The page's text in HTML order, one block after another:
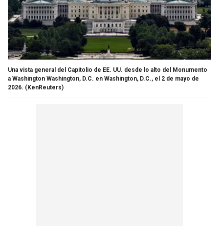
Una vista general del Capitolio de EE. UU. desde lo alto del Monumento
a Washington Washington, D.C. en Washington, D.C., el 2 de mayo de
2026. (KenReuters)